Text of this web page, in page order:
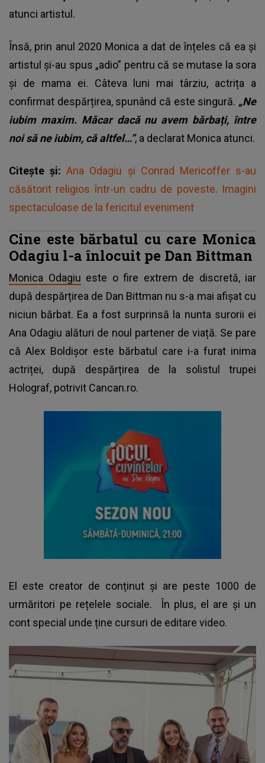
atunci artistul.
Însă, prin anul 2020 Monica a dat de înțeles că ea și
artistul și-au spus „adio” pentru că se mutase la sora
și de mama ei. Câteva luni mai târziu, actrița a
confirmat despărțirea, spunând că este singură. „Ne
iubim maxim. Măcar dacă nu avem bărbați, între
noi să ne iubim, că altfel…”, a declarat Monica atunci.
Citește și:Ana Odagiu și Conrad Mericoffer s-au
căsătorit religios într-un cadru de poveste. Imagini
spectaculoase de la fericitul eveniment
Cine este bărbatul cu care Monica
Odagiu l-a înlocuit pe Dan Bittman
Monica Odagiu este o fire extrem de discretă, iar
după despărțirea de Dan Bittman nu s-a mai afișat cu
niciun bărbat. Ea a fost surprinsă la nunta surorii ei
Ana Odagiu alături de noul partener de viață. Se pare
că Alex Boldișor este bărbatul care i-a furat inima
actriței, după despărțirea de la solistul trupei
Holograf, potrivit Cancan.ro.
El este creator de conținut și are peste 1000 de
urmăritori pe rețelele sociale. În plus, el are și un
cont special unde ține cursuri de editare video.